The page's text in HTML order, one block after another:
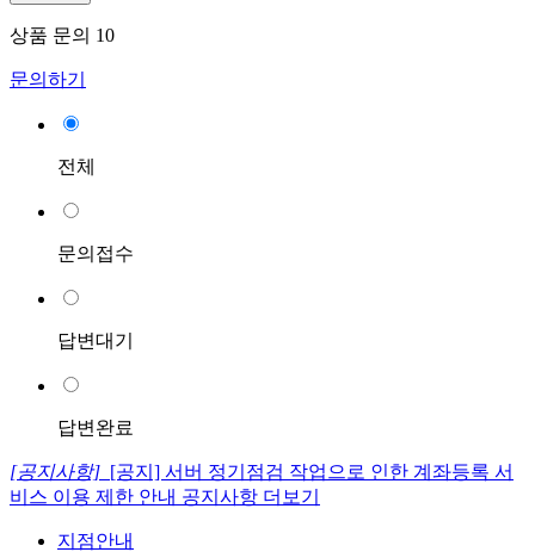
상품 문의 10
문의하기
전체
문의접수
답변대기
답변완료
[공지사항] [공지] 서버 정기점검 작업으로 인한 계좌등록 서
비스 이용 제한 안내 공지사항 더보기
지점안내